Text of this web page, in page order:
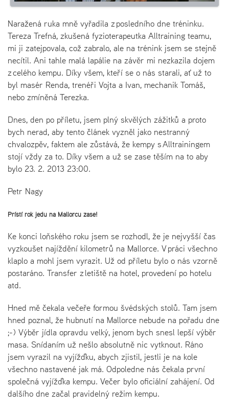
Naražená ruka mně vyřadila z posledního dne tréninku.
Tereza Trefná, zkušená fyzioterapeutka Alltraining teamu,
mi ji zatejpovala, což zabralo, ale na trénink jsem se stejně
necítil. Ani tahle malá lapálie na závěr mi nezkazila dojem
z celého kempu. Díky všem, kteří se o nás starali, ať už to
byl masér Renda, trenéři Vojta a Ivan, mechanik Tomáš,
nebo zmíněná Terezka.
Dnes, den po příletu, jsem plný skvělých zážitků a proto
bych nerad, aby tento článek vyzněl jako nestranný
chvalozpěv, faktem ale zůstává, že kempy s Alltrainingem
stojí vždy za to. Díky všem a už se zase těším na to aby
bylo 23. 2. 2013 23:00.
Petr Nagy
Příští rok jedu na Mallorcu zase!
Ke konci loňského roku jsem se rozhodl, že je nejvyšší čas
vyzkoušet najíždění kilometrů na Mallorce. V práci všechno
klaplo a mohl jsem vyrazit. Už od příletu bylo o nás vzorně
postaráno. Transfer z letiště na hotel, provedení po hotelu
atd.
Hned mě čekala večeře formou švédských stolů. Tam jsem
hned poznal, že hubnutí na Mallorce nebude na pořadu dne
;-) Výběr jídla opravdu velký, jenom bych snesl lepší výběr
masa. Snídaním už nešlo absolutně nic vytknout. Ráno
jsem vyrazil na vyjížďku, abych zjistil, jestli je na kole
všechno nastavené jak má. Odpoledne nás čekala první
společná vyjížďka kempu. Večer bylo oficiální zahájení. Od
dalšího dne začal pravidelný režim kempu.